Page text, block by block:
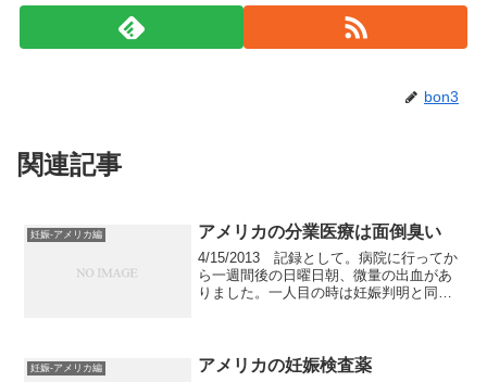
bon3
関連記事
妊娠-アメリカ編 アメリカの分業医療は面倒臭い
4/15/2013 記録として。病院に行ってか
ら一週間後の日曜日朝、微量の出血があ
りました。一人目の時は妊娠判明と同時
配ですが、実は...
妊娠-アメリカ編 アメリカの妊娠検査薬